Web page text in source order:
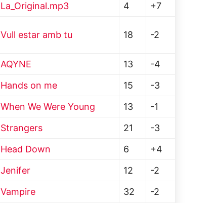
La_Original.mp3 4 +7
Vull estar amb tu 18 -2
AQYNE 13
-4
Hands on me 15
-3
When We Were Young 13
-1
Strangers 21
-3
Head Down 6
+4
Jenifer 12
-2
Vampire 32
-2